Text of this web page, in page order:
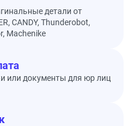
детали от
CANDY, Thunderobot,
Machenike
или документы для юр лиц